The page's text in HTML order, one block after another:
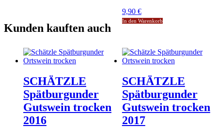
9,90 €
In den Warenkorb
SCHÄTZLE
Spätburgunder
Gutswein trocken
2016
SCHÄTZLE
Spätburgunder
Gutswein trocken
2017
Kunden kauften auch